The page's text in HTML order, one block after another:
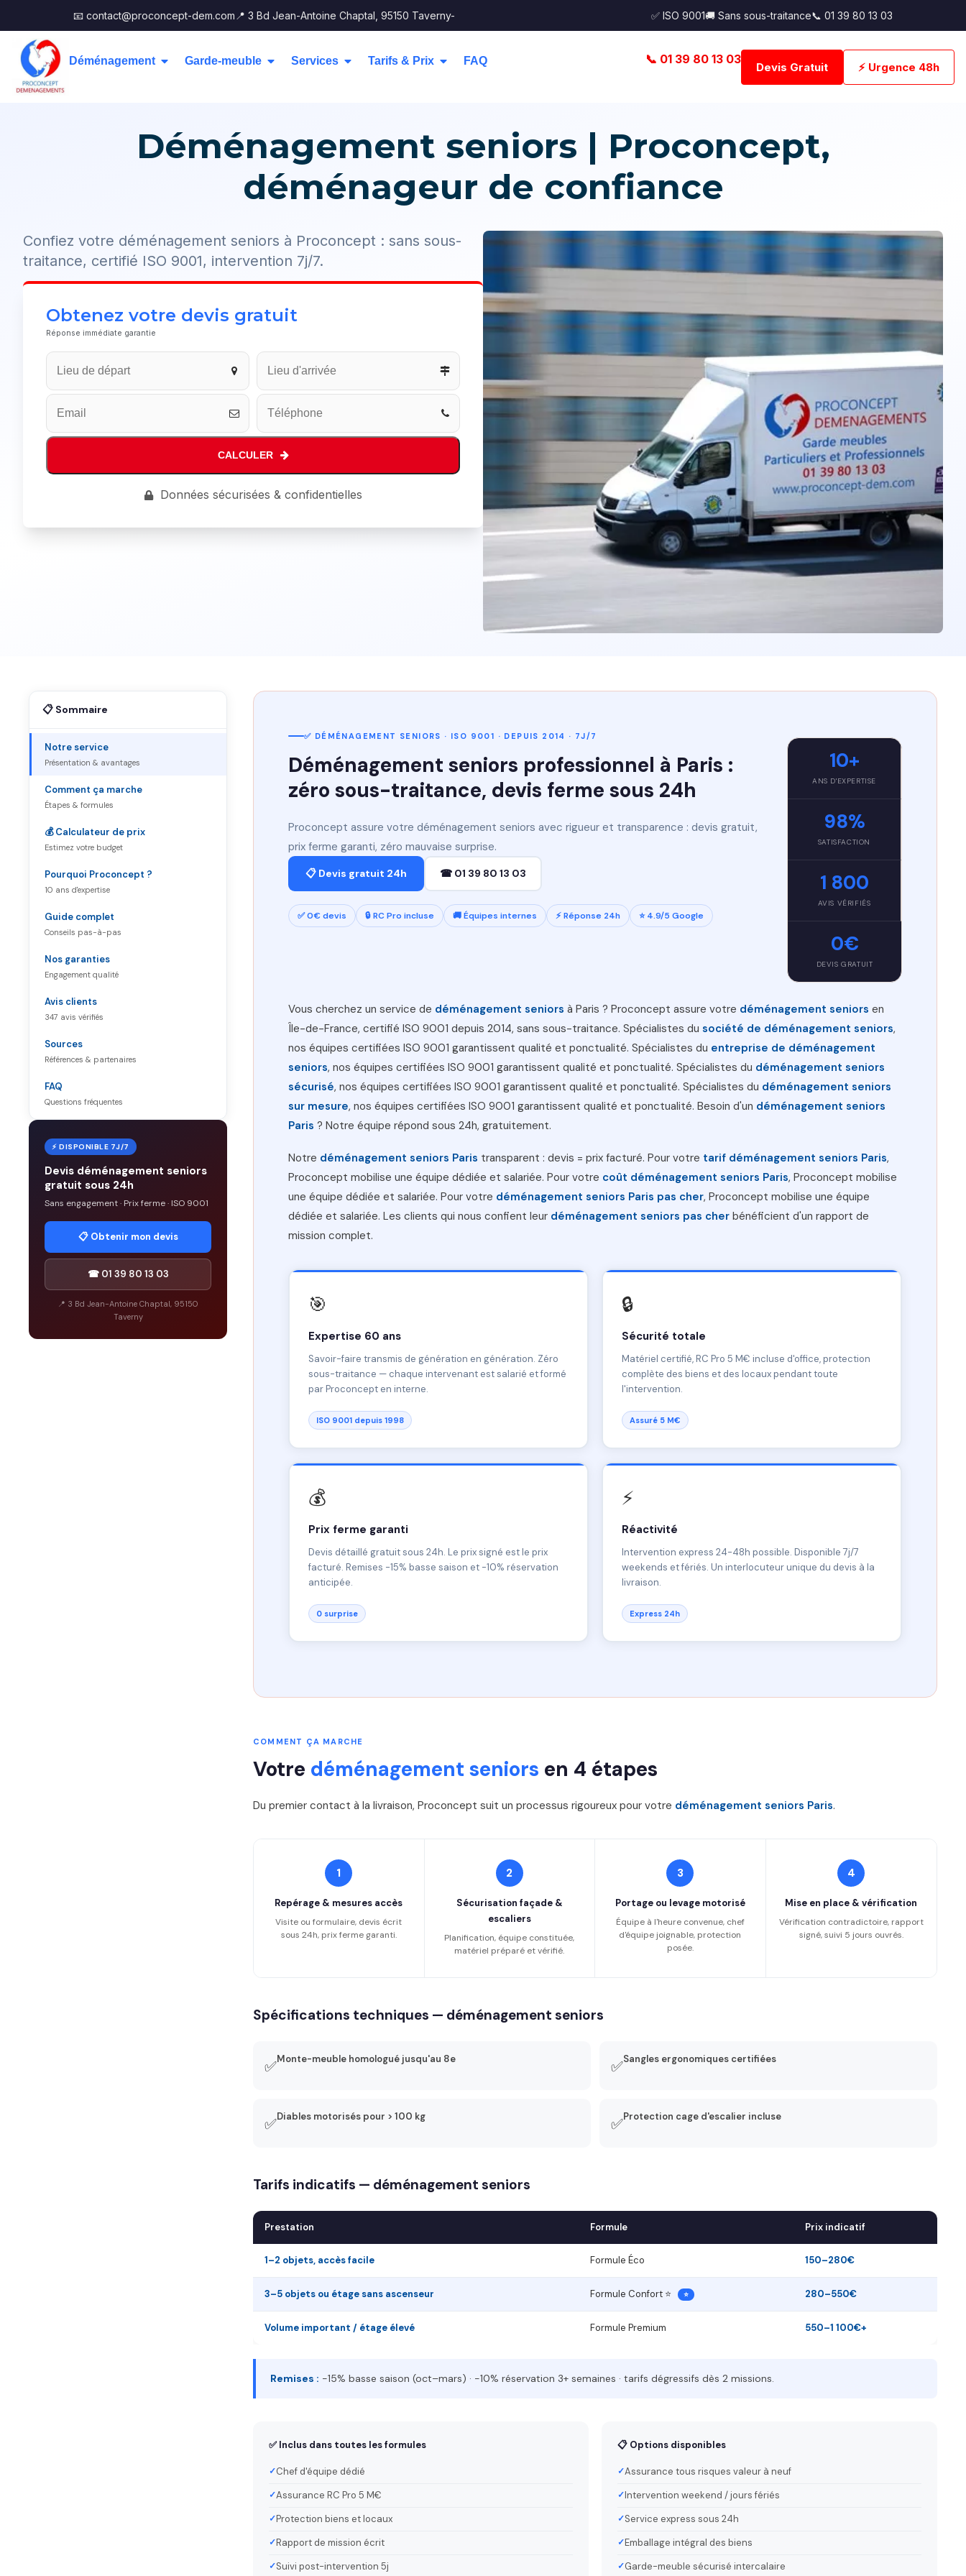
📧 contact@proconcept-dem.com 📍 3 Bd Jean-Antoine Chaptal, 95150 Taverny- ✅ ISO 9001🚚 Sans sous-traitance📞 01 39 80 13 03
Déménagement Garde-meuble Services Tarifs & Prix FAQ 📞 01 39 80 13 03
Devis Gratuit ⚡ Urgence 48h
Déménagement seniors | Proconcept,
déménageur de confiance
Confiez votre déménagement seniors à Proconcept : sans sous-
traitance, certifié ISO 9001, intervention 7j/7.
Obtenez votre devis gratuit
Réponse immédiate garantie
Contact
CALCULER
Données sécurisées & confidentielles
📋 Sommaire
Notre service
Présentation & avantages
Comment ça marche
Étapes & formules
💰 Calculateur de prix
Estimez votre budget
Pourquoi Proconcept ?
10 ans d'expertise
Guide complet
Conseils pas-à-pas
Nos garanties
Engagement qualité
Avis clients
347 avis vérifiés
Sources
Références & partenaires
FAQ
Questions fréquentes
⚡ DISPONIBLE 7J/7
Devis déménagement seniors
gratuit sous 24h
Sans engagement · Prix ferme · ISO 9001
📋 Obtenir mon devis
☎ 01 39 80 13 03
📍 3 Bd Jean-Antoine Chaptal, 95150
Taverny
✅ DÉMÉNAGEMENT SENIORS · ISO 9001 · DEPUIS 2014 · 7J/7
Déménagement seniors professionnel à Paris :
zéro sous-traitance, devis ferme sous 24h
Proconcept assure votre déménagement seniors avec rigueur et transparence : devis gratuit,
prix ferme garanti, zéro mauvaise surprise.
📋 Devis gratuit 24h ☎ 01 39 80 13 03
✅ 0€ devis 🔒 RC Pro incluse 🚚 Équipes internes ⚡ Réponse 24h ⭐ 4.9/5 Google
10+
ANS D'EXPERTISE
98%
SATISFACTION
1 800
AVIS VÉRIFIÉS
0€
DEVIS GRATUIT
Vous cherchez un service de déménagement seniors à Paris ? Proconcept assure votre déménagement seniors en
Île-de-France, certifié ISO 9001 depuis 2014, sans sous-traitance. Spécialistes du société de déménagement seniors,
nos équipes certifiées ISO 9001 garantissent qualité et ponctualité. Spécialistes du entreprise de déménagement
seniors, nos équipes certifiées ISO 9001 garantissent qualité et ponctualité. Spécialistes du déménagement seniors
sécurisé, nos équipes certifiées ISO 9001 garantissent qualité et ponctualité. Spécialistes du déménagement seniors
sur mesure, nos équipes certifiées ISO 9001 garantissent qualité et ponctualité. Besoin d'un déménagement seniors
Paris ? Notre équipe répond sous 24h, gratuitement.
Notre déménagement seniors Paris transparent : devis = prix facturé. Pour votre tarif déménagement seniors Paris,
Proconcept mobilise une équipe dédiée et salariée. Pour votre coût déménagement seniors Paris, Proconcept mobilise
une équipe dédiée et salariée. Pour votre déménagement seniors Paris pas cher, Proconcept mobilise une équipe
dédiée et salariée. Les clients qui nous confient leur déménagement seniors pas cher bénéficient d'un rapport de
mission complet.
🎯
Expertise 60 ans
Savoir-faire transmis de génération en génération. Zéro
sous-traitance — chaque intervenant est salarié et formé
par Proconcept en interne.
ISO 9001 depuis 1998
🔒
Sécurité totale
Matériel certifié, RC Pro 5 M€ incluse d'office, protection
complète des biens et des locaux pendant toute
l'intervention.
Assuré 5 M€
💰
Prix ferme garanti
Devis détaillé gratuit sous 24h. Le prix signé est le prix
facturé. Remises -15% basse saison et -10% réservation
anticipée.
0 surprise
⚡
Réactivité
Intervention express 24-48h possible. Disponible 7j/7
weekends et fériés. Un interlocuteur unique du devis à la
livraison.
Express 24h
COMMENT ÇA MARCHE
Votre déménagement seniors en 4 étapes
Du premier contact à la livraison, Proconcept suit un processus rigoureux pour votre déménagement seniors Paris.
1
Repérage & mesures accès
Visite ou formulaire, devis écrit
sous 24h, prix ferme garanti.
2
Sécurisation façade &
escaliers
Planification, équipe constituée,
matériel préparé et vérifié.
3
Portage ou levage motorisé
Équipe à l'heure convenue, chef
d'équipe joignable, protection
posée.
4
Mise en place & vérification
Vérification contradictoire, rapport
signé, suivi 5 jours ouvrés.
Spécifications techniques — déménagement seniors
✅Monte-meuble homologué jusqu'au 8e ✅Sangles ergonomiques certifiées
✅Diables motorisés pour > 100 kg ✅Protection cage d'escalier incluse
Tarifs indicatifs — déménagement seniors
Prestation Formule Prix indicatif
1–2 objets, accès facile Formule Éco 150–280€
3–5 objets ou étage sans ascenseur Formule Confort ⭐ ⭐ 280–550€
Volume important / étage élevé Formule Premium 550–1 100€+
Remises : −15% basse saison (oct–mars) · −10% réservation 3+ semaines · tarifs dégressifs dès 2 missions.
✅ Inclus dans toutes les formules
Chef d'équipe dédié
Assurance RC Pro 5 M€
Protection biens et locaux
Rapport de mission écrit
Suivi post-intervention 5j
📋 Options disponibles
Assurance tous risques valeur à neuf
Intervention weekend / jours fériés
Service express sous 24h
Emballage intégral des biens
Garde-meuble sécurisé intercalaire